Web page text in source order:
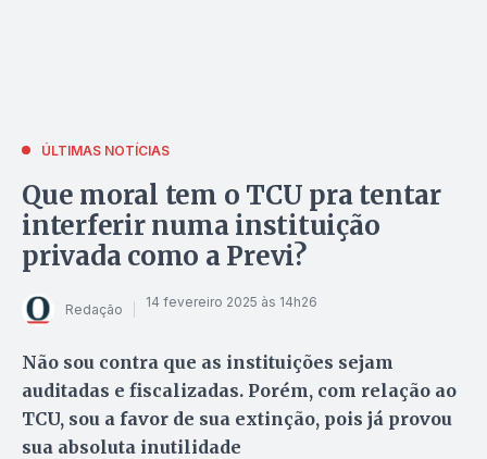
ÚLTIMAS NOTÍCIAS
Que moral tem o TCU pra tentar
interferir numa instituição
privada como a Previ?
Redação 14 fevereiro 2025 às 14h26
Não sou contra que as instituições sejam
auditadas e fiscalizadas. Porém, com relação ao
TCU, sou a favor de sua extinção, pois já provou
sua absoluta inutilidade